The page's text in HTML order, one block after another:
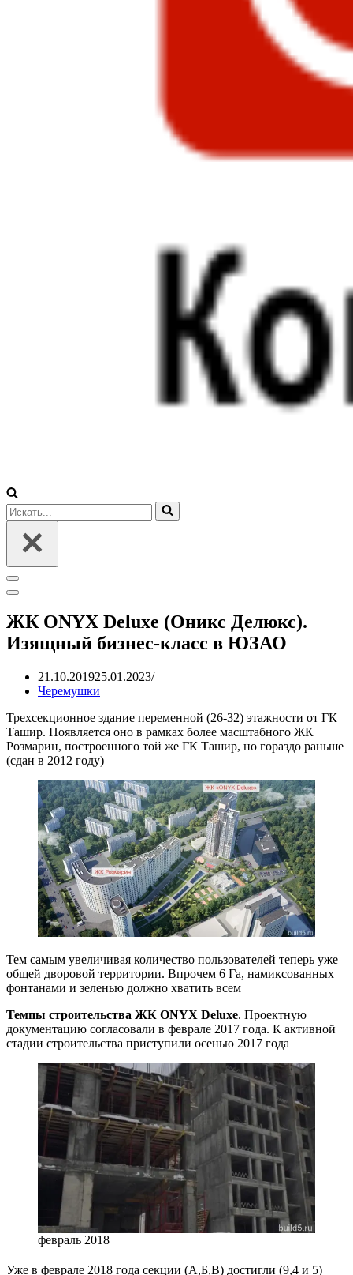
Искать...
Меню
навигации
Меню
ЖК ONYX Deluxe (Оникс Делюкс).
Изящный бизнес-класс в ЮЗАО
21.10.201925.01.2023
Черемушки
Трехсекционное здание переменной (26-32) этажности от ГК
Ташир. Появляется оно в рамках более масштабного ЖК
Розмарин, построенного той же ГК Ташир, но гораздо раньше
(сдан в 2012 году)
Тем самым увеличивая количество пользователей теперь уже
общей дворовой территории. Впрочем 6 Га, намиксованных
фонтанами и зеленью должно хватить всем
Темпы строительства ЖК ONYX Deluxe. Проектную
документацию согласовали в феврале 2017 года. К активной
стадии строительства приступили осенью 2017 года
февраль 2018
Уже в феврале 2018 года секции (А,Б,В) достигли (9,4 и 5)